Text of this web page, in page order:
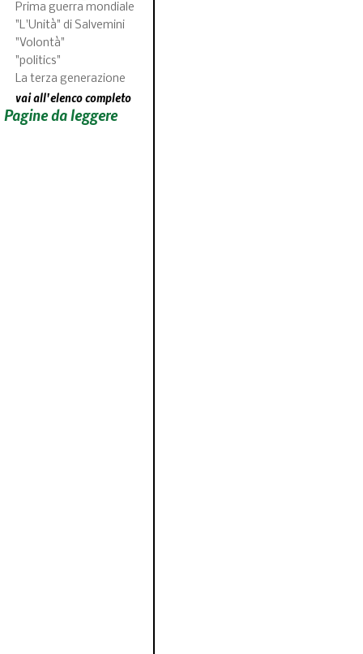
Prima guerra mondiale
"L'Unità" di Salvemini
"Volontà"
"politics"
La terza generazione
vai all'elenco completo
Pagine da leggere